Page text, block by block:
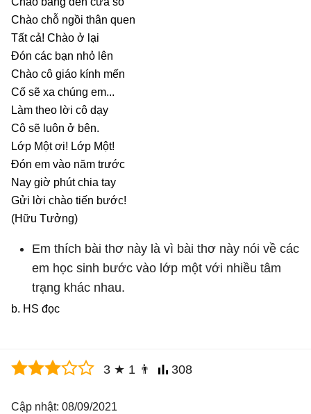
Chào chỗ ngồi thân quen
Tất cả! Chào ở lại
Đón các bạn nhỏ lên
Chào cô giáo kính mến
Cố sẽ xa chúng em...
Làm theo lời cô dạy
Cô sẽ luôn ở bên.
Lớp Một ơi! Lớp Một!
Đón em vào năm trước
Nay giờ phút chia tay
Gửi lời chào tiến bước!
(Hữu Tưởng)
Em thích bài thơ này là vì bài thơ này nói về các
em học sinh bước vào lớp một với nhiều tâm
trạng khác nhau.
b. HS đọc
3 ★ 1 👨 308
Cập nhật: 08/09/2021